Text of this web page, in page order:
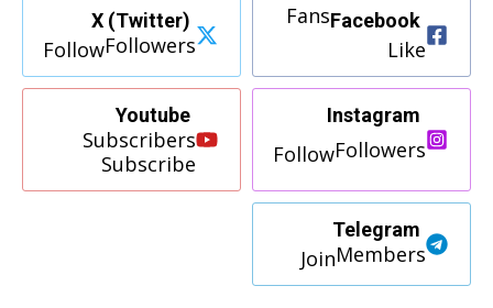
Facebook
Fans
Like
X (Twitter)
Followers
Follow
Instagram
Followers
Follow
Youtube
Subscribers
Subscribe
Telegram
Members
Join